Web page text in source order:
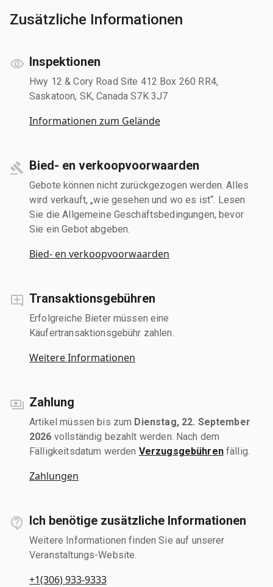
Zusätzliche Informationen
Inspektionen
Hwy 12 & Cory Road Site 412 Box 260 RR4,
Saskatoon, SK, Canada S7K 3J7
Informationen zum Gelände
Bied- en verkoopvoorwaarden
Gebote können nicht zurückgezogen werden. Alles
wird verkauft, „wie gesehen und wo es ist“. Lesen
Sie die Allgemeine Geschäftsbedingungen, bevor
Sie ein Gebot abgeben.
Bied- en verkoopvoorwaarden
Transaktionsgebühren
Erfolgreiche Bieter müssen eine
Käufertransaktionsgebühr zahlen.
Weitere Informationen
Zahlung
Artikel müssen bis zum Dienstag, 22. September
2026 vollständig bezahlt werden. Nach dem
Fälligkeitsdatum werden Verzugsgebührenfällig.
Zahlungen
Ich benötige zusätzliche Informationen
Weitere Informationen finden Sie auf unserer
Veranstaltungs-Website.
+1(306) 933-9333